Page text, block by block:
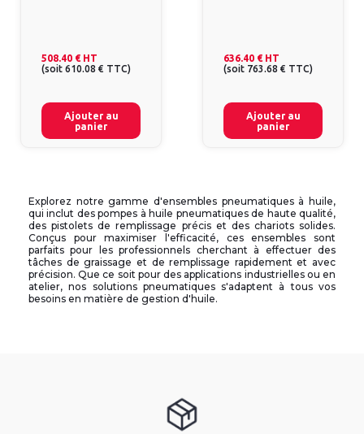
508.40 € HT
(soit 610.08 € TTC)
Ajouter au
panier
636.40 € HT
(soit 763.68 € TTC)
Ajouter au
panier
Explorez notre gamme d'ensembles pneumatiques à huile,
qui inclut des pompes à huile pneumatiques de haute qualité,
des pistolets de remplissage précis et des chariots solides.
Conçus pour maximiser l'efficacité, ces ensembles sont
parfaits pour les professionnels cherchant à effectuer des
tâches de graissage et de remplissage rapidement et avec
précision. Que ce soit pour des applications industrielles ou en
atelier, nos solutions pneumatiques s'adaptent à tous vos
besoins en matière de gestion d'huile.